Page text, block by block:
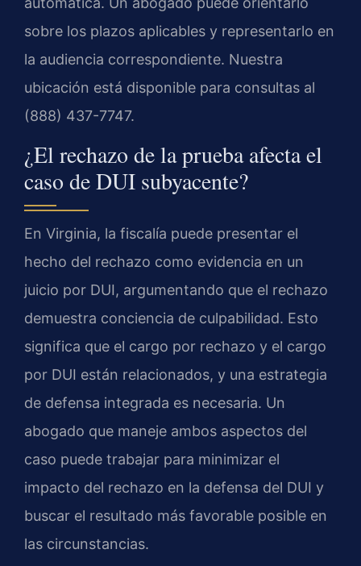
sobre los plazos aplicables y representarlo en
la audiencia correspondiente. Nuestra
ubicación está disponible para consultas al
(888) 437-7747.
¿El rechazo de la prueba afecta el
caso de DUI subyacente?
En Virginia, la fiscalía puede presentar el
hecho del rechazo como evidencia en un
juicio por DUI, argumentando que el rechazo
demuestra conciencia de culpabilidad. Esto
significa que el cargo por rechazo y el cargo
por DUI están relacionados, y una estrategia
de defensa integrada es necesaria. Un
abogado que maneje ambos aspectos del
caso puede trabajar para minimizar el
impacto del rechazo en la defensa del DUI y
buscar el resultado más favorable posible en
las circunstancias.